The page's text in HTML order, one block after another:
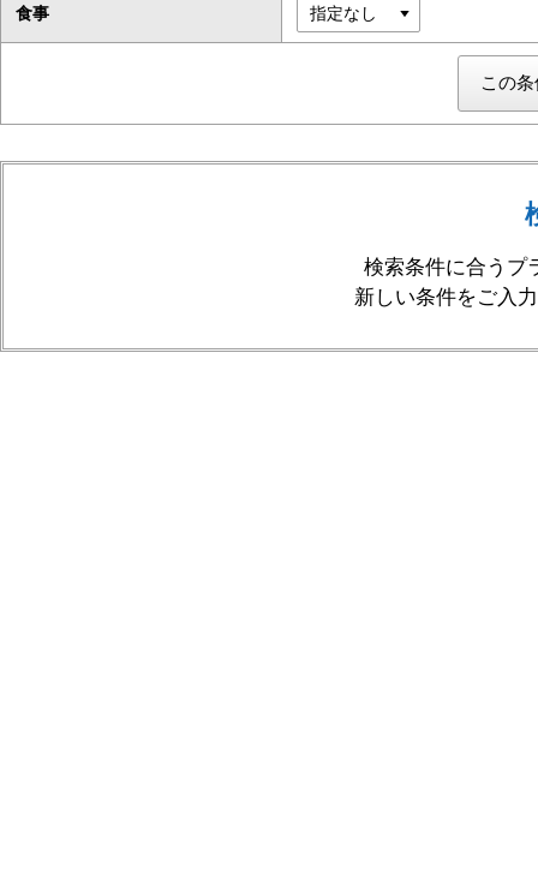
食事
検索条件に合うプ
新しい条件をご入